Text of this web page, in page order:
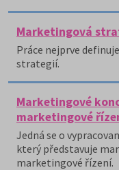
Marketingová
Práce nejprve
strategií.
Marketingové
marketingové
Jedná se o
který představuje
marketingové řízení.